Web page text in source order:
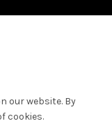
our website. By
cookies.